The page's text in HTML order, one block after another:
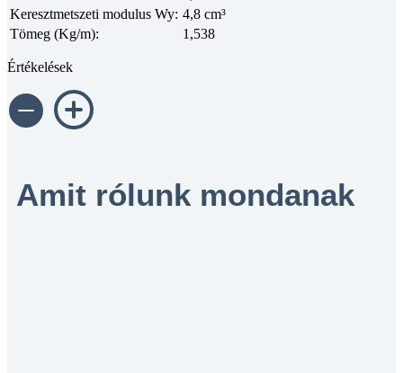
Keresztmetszeti modulus Wy: 4,8 cm³
Tömeg (Kg/m):
1,538
Értékelések
Amit rólunk mondanak